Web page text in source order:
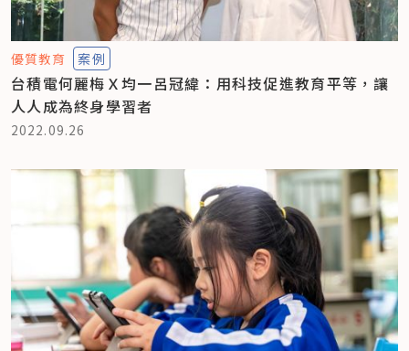
優質教育 案例
台積電何麗梅Ｘ均一呂冠緯：用科技促進教育平等，讓
人人成為終身學習者
2022.09.26